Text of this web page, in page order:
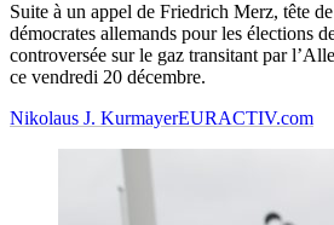
Suite à un appel de Friedrich Merz, tête
démocrates allemands pour les élections
controversée sur le gaz transitant par
ce vendredi 20 décembre.
Nikolaus J. KurmayerEURACTIV.com